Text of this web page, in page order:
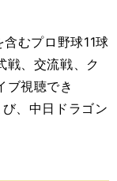
むプロ野球11球
戦、交流戦、ク
ブ視聴でき
、中日ドラゴン